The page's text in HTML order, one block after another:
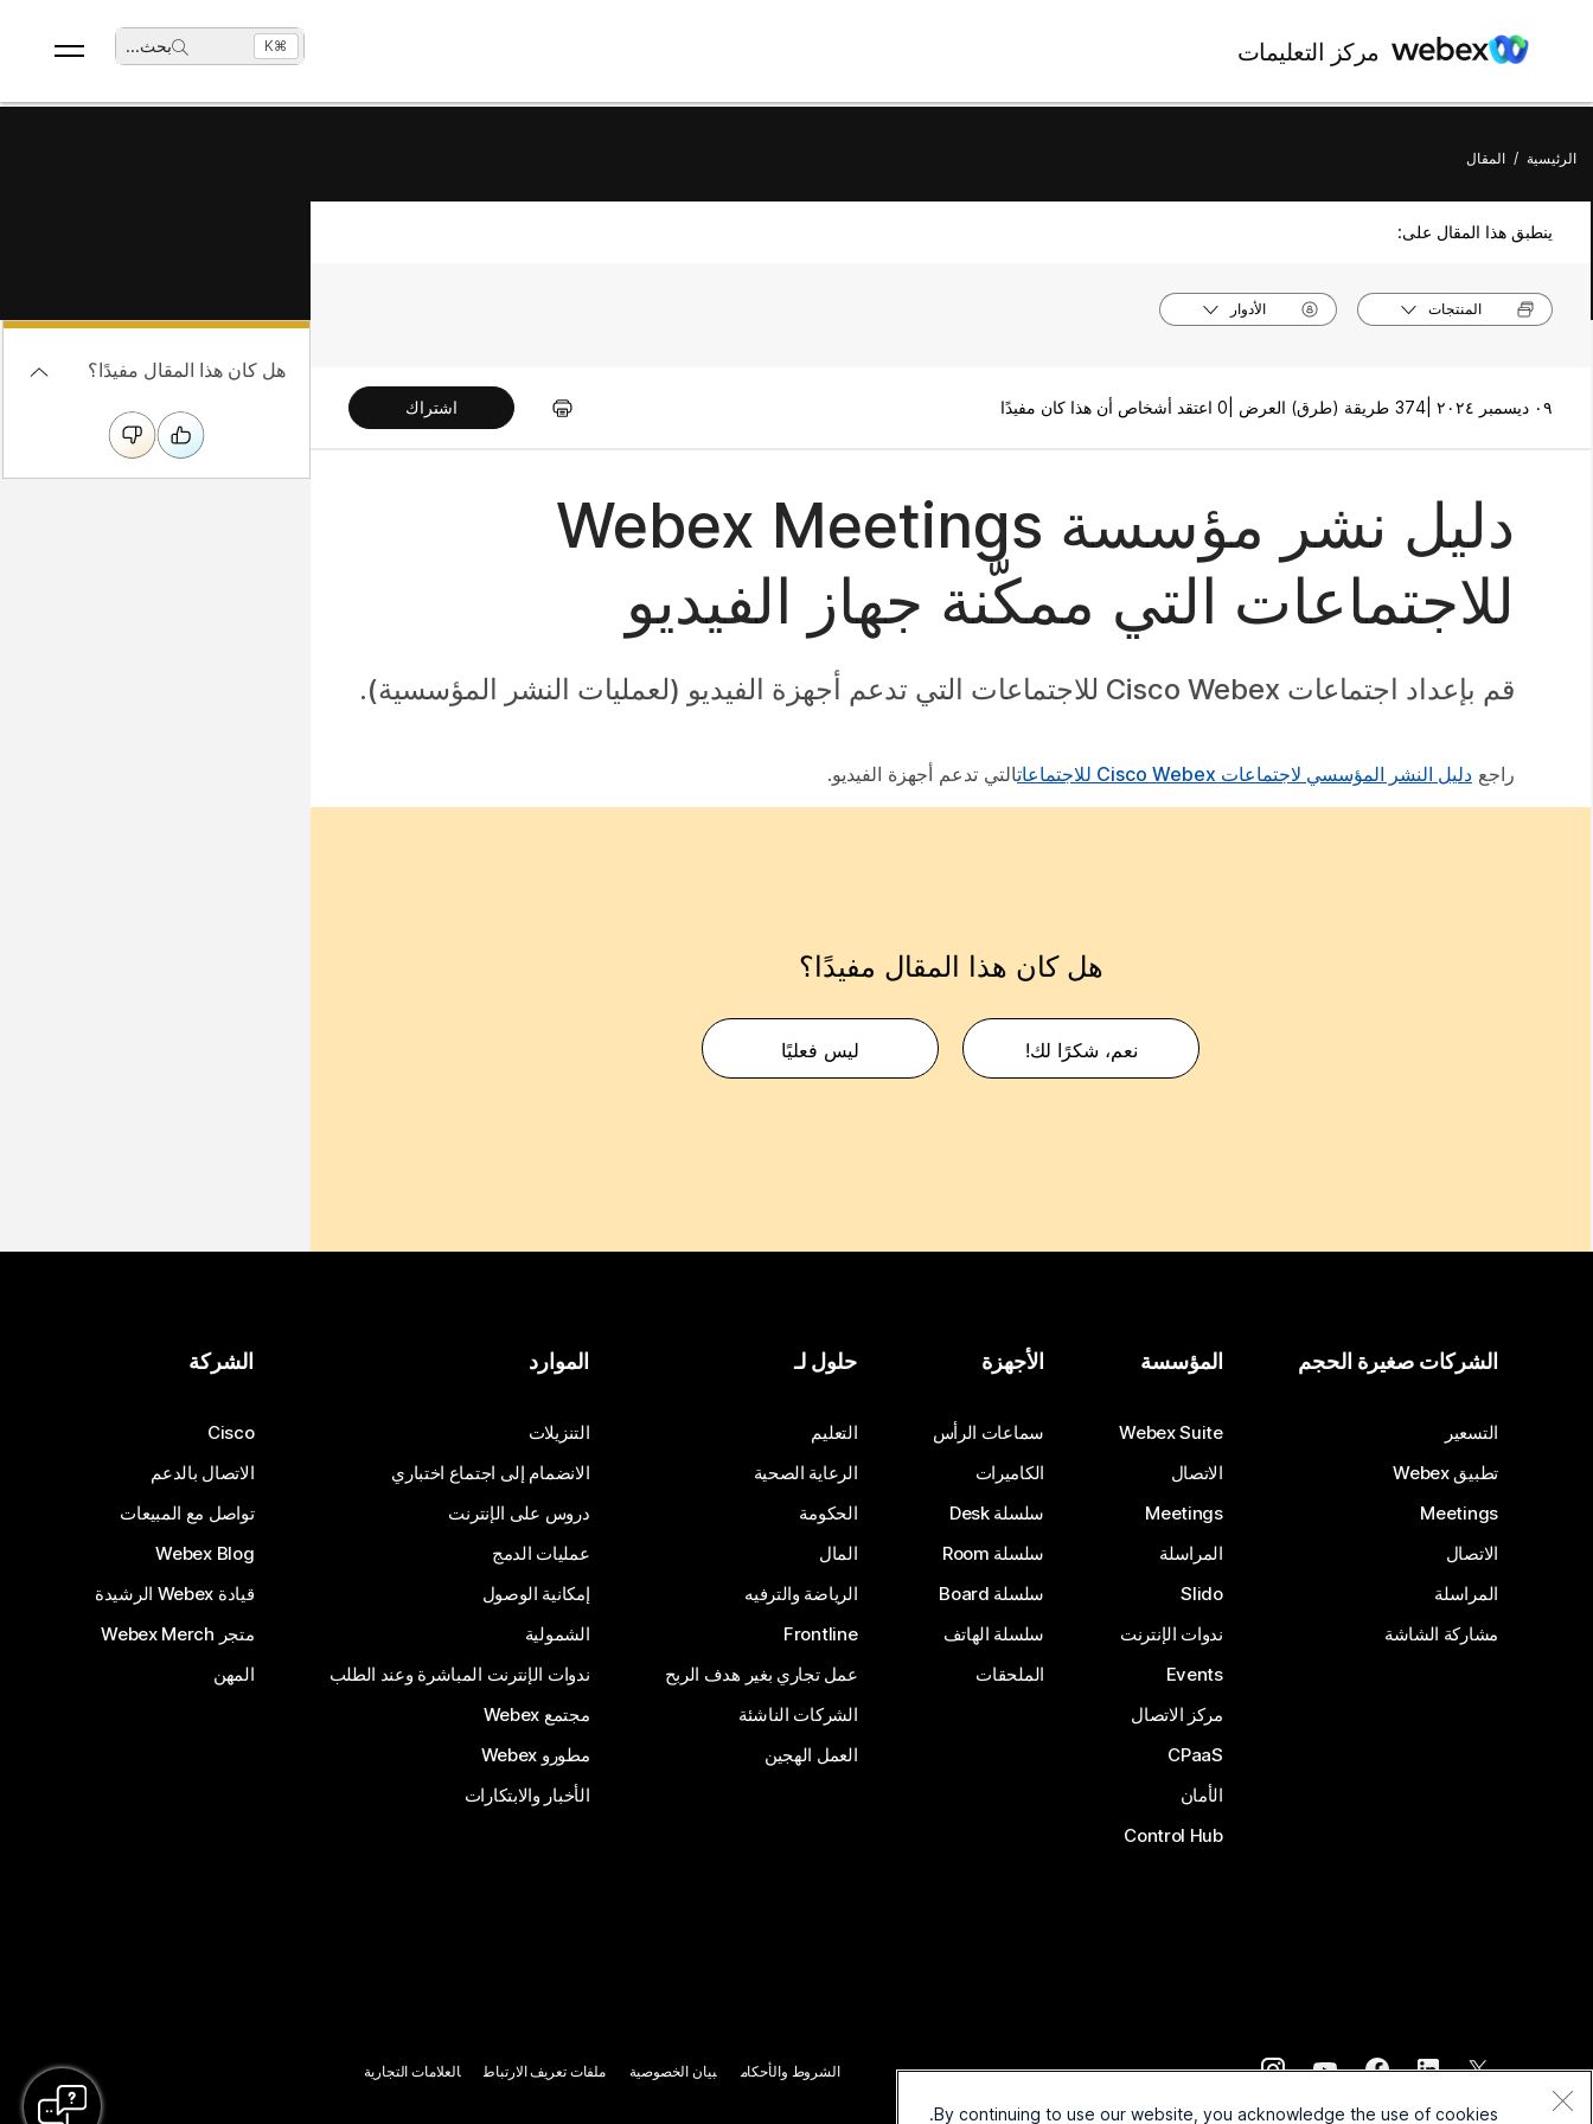
مركز التعليمات بحث... ⌘K
الرئيسية / المقال
ينطبق هذا المقال على:
المنتجات الأدوار
٠٩ ديسمبر ٢٠٢٤ | 374 طريقة (طرق) العرض | 0 اعتقد أشخاص أن هذا كان مفيدًا اشتراك
دليل نشر مؤسسة Webex Meetings
للاجتماعات التي ممكّنة جهاز الفيديو
قم بإعداد اجتماعات Cisco Webex للاجتماعات التي تدعم أجهزة الفيديو (لعمليات النشر المؤسسية).
راجع دليل النشر المؤسسي لاجتماعات Cisco Webex للاجتماعات التي تدعم أجهزة الفيديو.
هل كان هذا المقال مفيدًا؟
نعم، شكرًا لك! ليس فعليًا
هل كان هذا المقال مفيدًا؟
الشركات صغيرة الحجم
التسعير
تطبيق Webex
Meetings
الاتصال
المراسلة
مشاركة الشاشة
المؤسسة
Webex Suite
الاتصال
Meetings
المراسلة
Slido
ندوات الإنترنت
Events
مركز الاتصال
CPaaS
الأمان
Control Hub
الأجهزة
سماعات الرأس
الكاميرات
سلسلة Desk
سلسلة Room
سلسلة Board
سلسلة الهاتف
الملحقات
حلول لـ
التعليم
الرعاية الصحية
الحكومة
المال
الرياضة والترفيه
Frontline
عمل تجاري بغير هدف الربح
الشركات الناشئة
العمل الهجين
الموارد
التنزيلات
الانضمام إلى اجتماع اختباري
دروس على الإنترنت
عمليات الدمج
إمكانية الوصول
الشمولية
ندوات الإنترنت المباشرة وعند الطلب
مجتمع Webex
مطورو Webex
الأخبار والابتكارات
الشركة
Cisco
الاتصال بالدعم
تواصل مع المبيعات
Webex Blog
قيادة Webex الرشيدة
متجر Webex Merch
المهن
2026Cisco و/أو الشركات التابعة لها. جميع الحقوق محفوظة.
الشروط والأحكام بيان الخصوصية ملفات تعريف الارتباط العلامات التجارية
By continuing to use our website, you acknowledge the use of cookies.